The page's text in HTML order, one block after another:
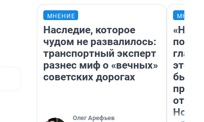
МНЕНИЕ
Наследие, которое
чудом не развалилось:
транспортный эксперт
разнес миф о «вечных»
советских дорогах
Олег Арефьев
этого
бьет